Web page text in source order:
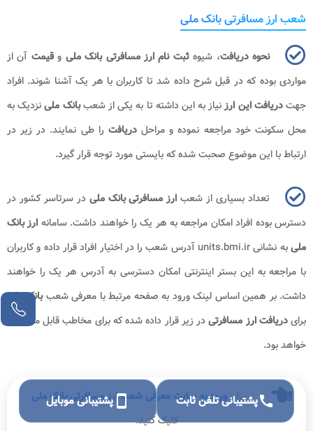
شعب ارز مسافرتی بانک ملی
نحوه دریافت، شیوهثبت نام ارز مسافرتی بانک ملی وقیمت آن از
مواردی بوده که در قبل شرح داده شد تا کاربران با هر یک آشنا شوند. افراد
جهتدریافت این ارزنیاز به این داشته تا به یکی از شعببانک ملینزدیک به
محل سکونت خود مراجعه نموده و مراحلدریافت را طی نمایند. در زیر در
ارتباط با این موضوع صحبت شده که بایستی مورد توجه قرار گیرد.
تعداد بسیاری از شعب ارز مسافرتی بانک ملی در سرتاسر کشور در
دسترس بوده افراد امکان مراجعه به هر یک را خواهند داشت. سامانه ارز بانک
ملیبه نشانیunits.bmi.ir آدرس شعب را در اختیار افراد قرار داده و کاربران
با مراجعه به این بستر اینترنتی امکان دسترسی به آدرس هر یک را خواهند
داشت. بر همین اساس لینک ورود به صفحه مرتبط با معرفی شعببانک ملی
برایدریافت ارز مسافرتیدر زیر قرار داده شده که برای مخاطب قابل مشاهده
خواهد بود.
برایورود به سایت معرفی شعب ارز مسافرتی بانک ملی
کلیک کنید.
callپشتیبانی تلفن ثابت smartphoneپشتیبانی موبایل